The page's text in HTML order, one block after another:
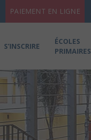
PAIEMENT EN LIGNE
S’INSCRIRE
ÉCOLES
PRIMAIRES